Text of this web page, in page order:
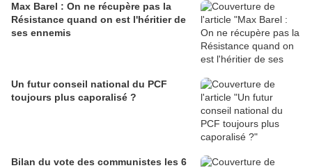
Max Barel : On ne récupère pas la
Résistance quand on est l'héritier de
ses ennemis
Un futur conseil national du PCF
toujours plus caporalisé ?
Bilan du vote des communistes les 6